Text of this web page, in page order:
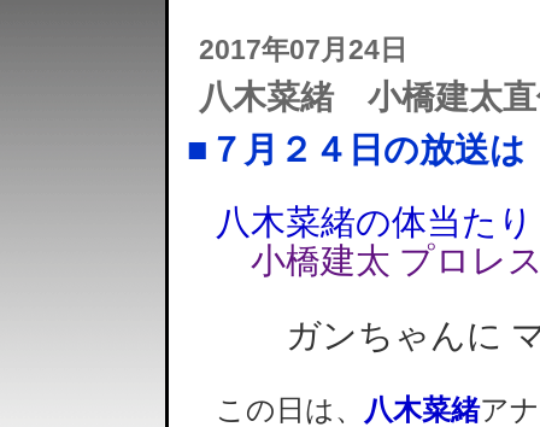
2017年07月24日
八木菜緒 小橋建太
■７月２４日の放送は
八木菜緒の体当た
小橋建太 プロレ
ガンちゃんに マ
この日は、 八木菜緒ア